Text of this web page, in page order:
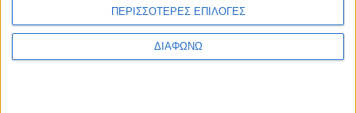
ΠΕΡΙΣΣΟΤΕΡΕΣ ΕΠΙΛΟΓΕΣ
ΔΙΑΦΩΝΩ